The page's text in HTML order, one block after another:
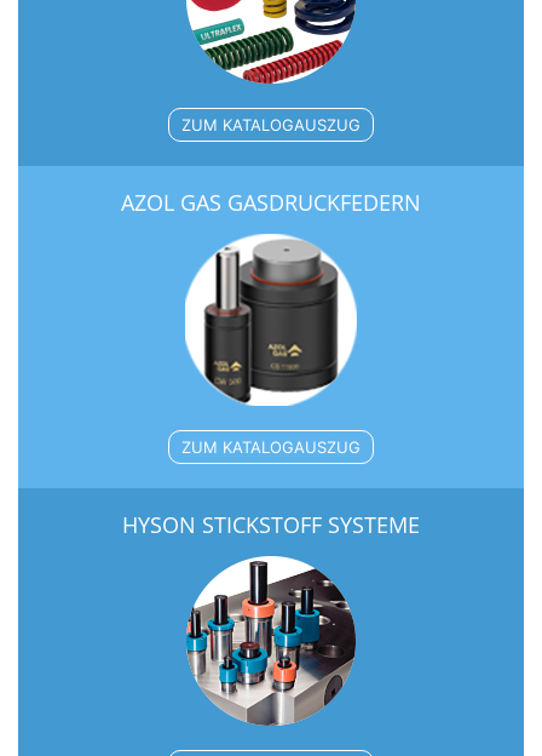
ZUM KATALOGAUSZUG
AZOL GAS GASDRUCKFEDERN
ZUM KATALOGAUSZUG
HYSON STICKSTOFF SYSTEME